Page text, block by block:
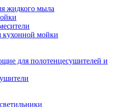
жидкого мыла
мойки
для полотенцесушителей и